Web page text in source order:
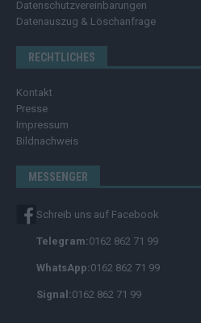
Datenschutzvereinbarungen
Datenauszug & Löschanfrage
RECHTLICHES
Kontakt
Presse
Impressum
Bildnachweis
MESSENGER
Schreib uns auf Facebook
Telegram:0162 862 71 99
WhatsApp:0162 862 71 99
Signal:0162 862 71 99